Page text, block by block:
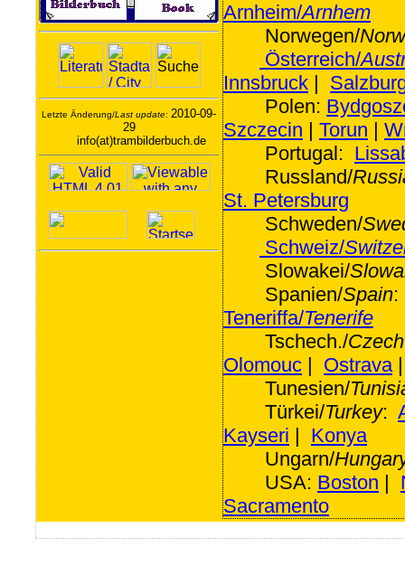
Letzte Änderung/Last update: 2010-09-
29
info(at)trambilderbuch.de
Arnheim/Arnhem
Norwegen/
Österreich/
Innsbruck |
Polen:
Szczecin | Torun |
Portugal:
Russland/
St. Petersburg
Schweden/
Schweiz/
Slowakei/
Spanien/Spain
Teneriffa/Tenerife
Tschech./Czech
Olomouc | Ostrava
Tunesien/
Türkei/Turkey:
Kayseri | Konya
Ungarn/
USA: Boston |
Sacramento